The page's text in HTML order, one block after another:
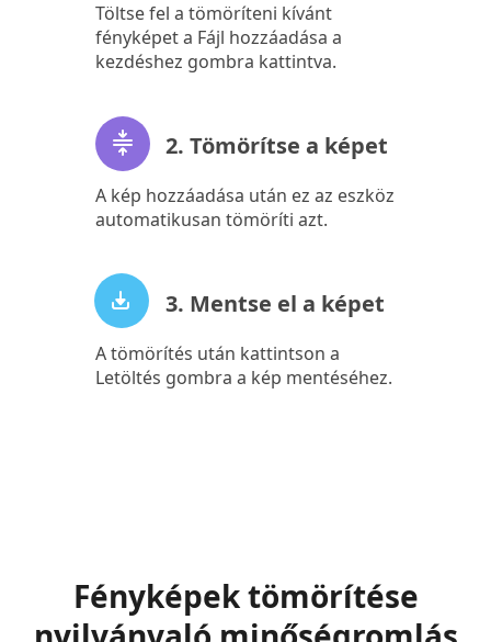
Töltse fel a tömöríteni kívánt
fényképet a Fájl hozzáadása a
kezdéshez gombra kattintva.
2. Tömörítse a képet
A kép hozzáadása után ez az eszköz
automatikusan tömöríti azt.
3. Mentse el a képet
A tömörítés után kattintson a
Letöltés gombra a kép mentéséhez.
Fényképek tömörítése